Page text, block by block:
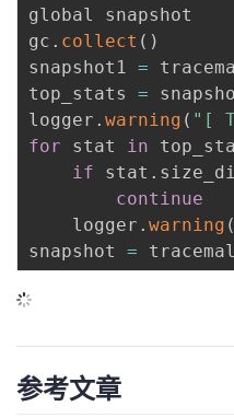
global snapshot
gc . collect ( )
snapshot1 =
top_stats =
logger . warning ( "[
for stat in
if stat .
continue
    logger
. warning (
snapshot =
参考文章